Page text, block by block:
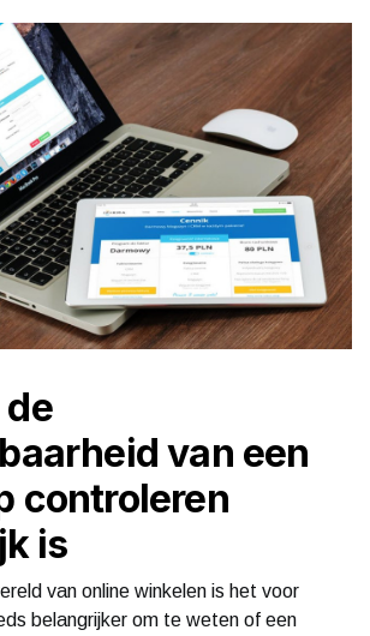
van een
controleren
is
van online winkelen is het voor
belangrijker om te weten of een